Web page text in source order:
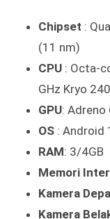
Chipset :
(11 nm)
CPU : Octa-
GHz Kryo
GPU: Adreno
OS : Android
RAM: 3/4GB
Memori
Kamera
Kamera